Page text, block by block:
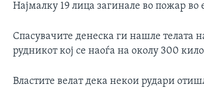
Најмалку 19 лица загинале во пожар во
Спасувачите денеска ги нашле телата
рудникот кој се наоѓа на околу 300
Властите велат дека некои рудари